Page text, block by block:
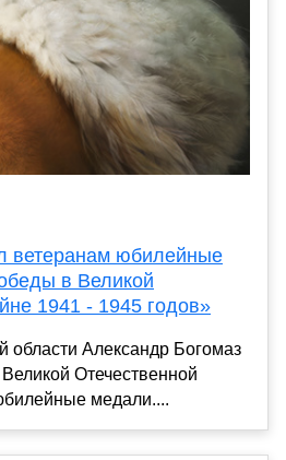
ветеранам юбилейные
в Великой
1941 - 1945 годов»
области Александр Богомаз
Отечественной
медали....